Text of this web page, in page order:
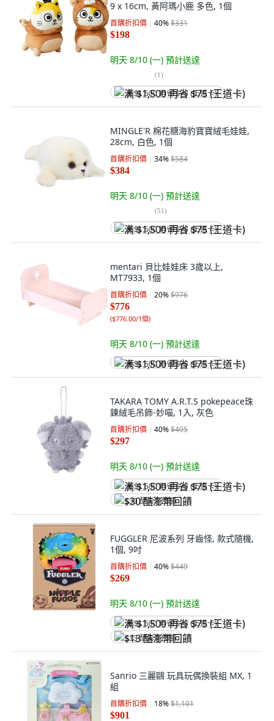
9 x 16cm, 黃阿瑪小鹿 多色, 1個
首購折扣價 40%$331
$198
明天 8/10 (一) 預計送達
(1)
满 $1,500 再省 $75 (王道卡)
MINGLE'R 棉花糖海豹寶寶絨毛娃娃,
28cm, 白色, 1個
首購折扣價 34%$584
$384
明天 8/10 (一) 預計送達
(51)
满 $1,500 再省 $75 (王道卡)
mentari 貝比娃娃床 3歲以上,
MT7933, 1個
首購折扣價 20%$976
$776
($776.00/1個)
明天 8/10 (一) 預計送達
满 $1,500 再省 $75 (王道卡)
TAKARA TOMY A.R.T.S pokepeace珠
鍊絨毛吊飾-妙喵, 1入, 灰色
首購折扣價 40%$495
$297
明天 8/10 (一) 預計送達
满 $1,500 再省 $75 (王道卡)
$30 酷澎幣回饋
FUGGLER 尼波系列 牙齒怪, 款式隨機,
1個, 9吋
首購折扣價 40%$449
$269
明天 8/10 (一) 預計送達
满 $1,500 再省 $75 (王道卡)
$13 酷澎幣回饋
Sanrio 三麗鷗 玩具玩偶換裝組 MX, 1
組
首購折扣價 18%$1,101
$901